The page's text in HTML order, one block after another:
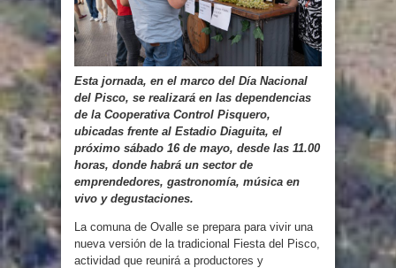
Esta jornada, en el marco del Día Nacional
del Pisco, se realizará en las dependencias
de la Cooperativa Control Pisquero,
ubicadas frente al Estadio Diaguita, el
próximo sábado 16 de mayo, desde las 11.00
horas, donde habrá un sector de
emprendedores, gastronomía, música en
vivo y degustaciones.
La comuna de Ovalle se prepara para vivir una
nueva versión de la tradicional Fiesta del Pisco,
actividad que reunirá a productores y